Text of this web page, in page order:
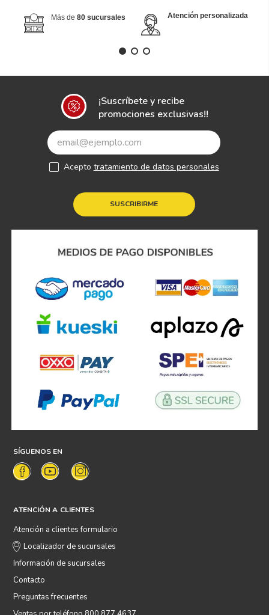
Más de 80 sucursales Atención personalizada
¡Suscríbete y recibe
promociones exclusivas!!
SUSCRIBIRME
Acepto tratamiento de datos personales
SÍGUENOS EN
ATENCIÓN A CLIENTES
Atención a clientes formulario
Localizador de sucursales
Información de sucursales
Contacto
Preguntas frecuentes